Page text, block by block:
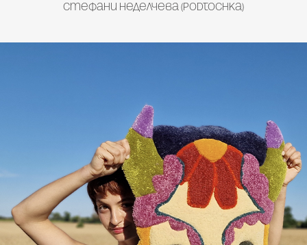
Стефани Неделчева (Podtochka)